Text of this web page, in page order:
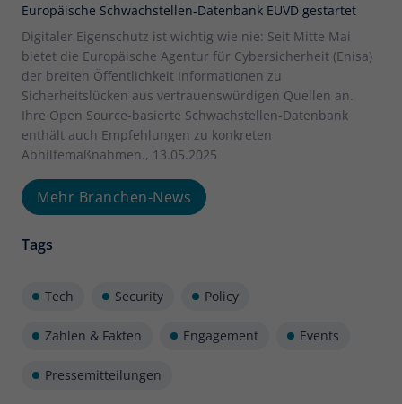
Europäische Schwachstellen-Datenbank EUVD gestartet
Digitaler Eigenschutz ist wichtig wie nie: Seit Mitte Mai
bietet die Europäische Agentur für Cybersicherheit (Enisa)
der breiten Öffentlichkeit Informationen zu
Sicherheitslücken aus vertrauenswürdigen Quellen an.
Ihre Open Source-basierte Schwachstellen-Datenbank
enthält auch Empfehlungen zu konkreten
Abhilfemaßnahmen., 13.05.2025
Mehr Branchen-News
Tags
Tech Security Policy
Zahlen & Fakten Engagement Events
Pressemitteilungen